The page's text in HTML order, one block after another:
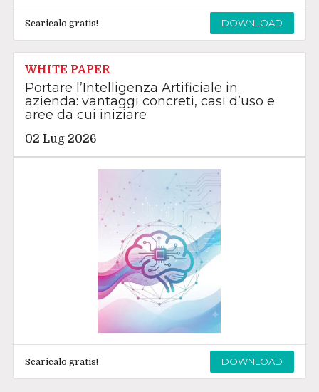
Scaricalo gratis! DOWNLOAD
WHITE PAPER
Portare l’Intelligenza Artificiale in
azienda: vantaggi concreti, casi d’uso e
aree da cui iniziare
02 Lug 2026
Scaricalo gratis! DOWNLOAD